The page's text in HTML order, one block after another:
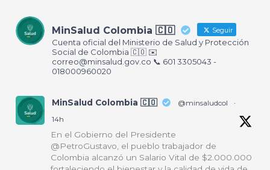
MinSalud Colombia 🇨🇴 Seguir
Cuenta oficial del Ministerio de Salud y Protección
Social de Colombia 🇨🇴 ✉️
correo@minsalud.gov.co 📞 601 3305043 -
018000960020
MinSalud Colombia 🇨🇴 @minsaludcol
·
14h
En el Gobierno del Presidente
@PetroGustavo, el pueblo trabajador de
Colombia alcanzó un Salario Vital de $2.000.000